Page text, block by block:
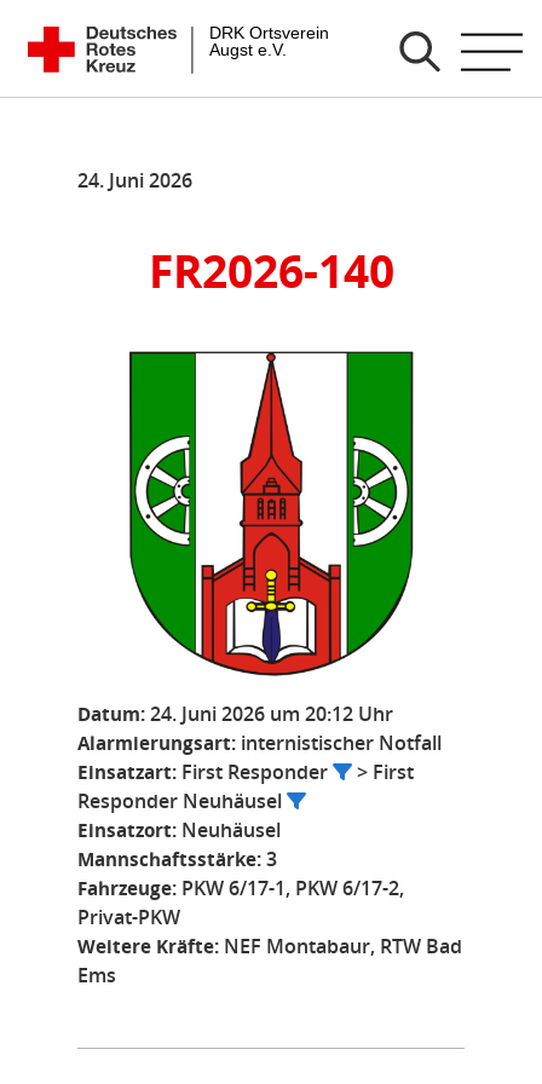
Zum
Inhalt
springen
DRK Ortsverein Augst e.V.
24. Juni 2026
FR2026-140
Datum:24. Juni 2026 um 20:12 Uhr
Alarmierungsart: internistischer Notfall
Einsatzart: First Responder
> First
Responder Neuhäusel
Einsatzort: Neuhäusel
Mannschaftsstärke:3
Fahrzeuge: PKW 6/17-1, PKW 6/17-2,
Privat-PKW
Weitere Kräfte: NEF Montabaur, RTW Bad
Ems